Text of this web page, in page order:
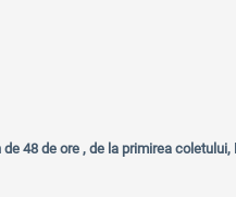
48 de ore , de la primirea coletului,